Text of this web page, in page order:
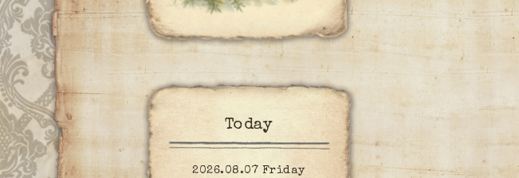
Today
2026.08.07 Friday